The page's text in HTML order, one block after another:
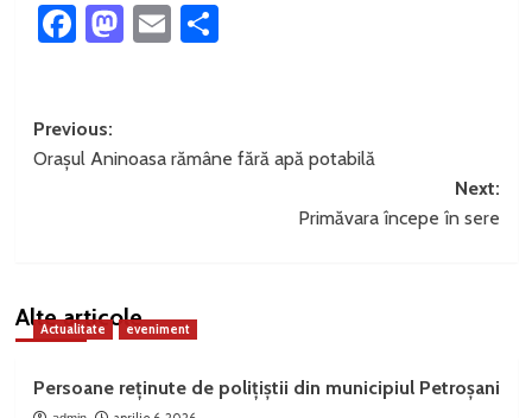
Facebook
Mastodon
EmailPartajează
Post
navigation
Previous:
Orașul Aninoasa rămâne fără apă potabilă
Next:
Primăvara începe în sere
Alte articole
Actualitate eveniment
Persoane reținute de polițiștii din municipiul Petroșani